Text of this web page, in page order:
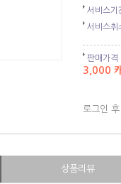
서비스기
서비스취
판매가격
3,000
로그인
상품리뷰